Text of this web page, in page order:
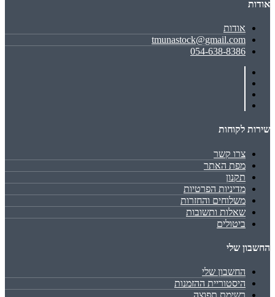
אודות
אודות
tmunastock@gmail.com
054-638-8386
שירות לקוחות
צרו קשר
מפת האתר
תקנון
מדיניות הפרטיות
משלוחים והחזרות
שאלות ותשובות
ביטולים
החשבון שלי
החשבון שלי
היסטוריית ההזמנות
רשימת תפוצה